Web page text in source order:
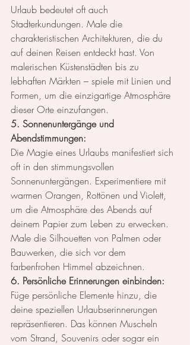
Urlaub bedeutet oft auch
Stadterkundungen. Male die
charakteristischen Architekturen, die du
auf deinen Reisen entdeckt hast. Von
malerischen Küstenstädten bis zu
lebhaften Märkten – spiele mit Linien und
Formen, um die einzigartige Atmosphäre
dieser Orte einzufangen.
5. Sonnenuntergänge und
Abendstimmungen:
Die Magie eines Urlaubs manifestiert sich
oft in den stimmungsvollen
Sonnenuntergängen. Experimentiere mit
warmen Orangen, Rottönen und Violett,
um die Atmosphäre des Abends auf
deinem Papier zum Leben zu erwecken.
Male die Silhouetten von Palmen oder
Bauwerken, die sich vor dem
farbenfrohen Himmel abzeichnen.
6. Persönliche Erinnerungen einbinden:
Füge persönliche Elemente hinzu, die
deine speziellen Urlaubserinnerungen
repräsentieren. Das können Muscheln
vom Strand, Souvenirs oder sogar ein